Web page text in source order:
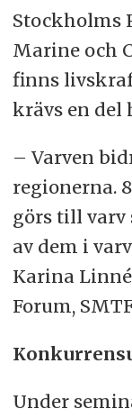
Stockholms
Marine och
finns
krävs en del
– Varven
regionerna.
görs till varv
av dem i
Karina
Forum,
Under